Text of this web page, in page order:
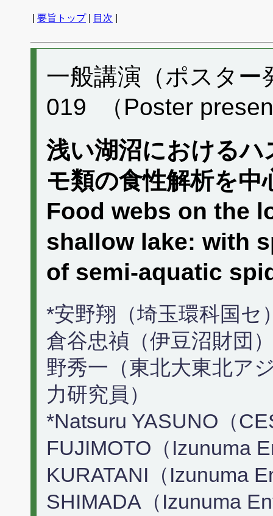
要旨トップ| 目次
一般講演（ポスター
019 （Poster
浅い湖沼におけるハ
モ類の食性解析を中
Food webs on the
shallow lake: with
of semi-aquatic
*安野翔（埼玉環科国セ
倉谷忠禎（伊豆沼財団
野秀一（東北大東北ア
力研究員）
*Natsuru YASUNO（
FUJIMOTO（Izunuma
KURATANI（Izunuma
SHIMADA（Izunuma